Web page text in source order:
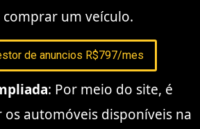
um veículo.
de anuncios R$797/mes
: Por meio do site, é
automóveis disponíveis na